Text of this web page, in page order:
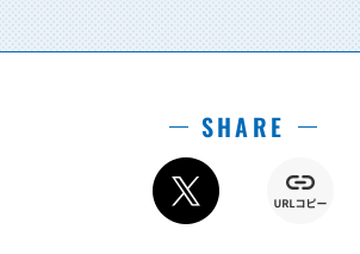
SHARE